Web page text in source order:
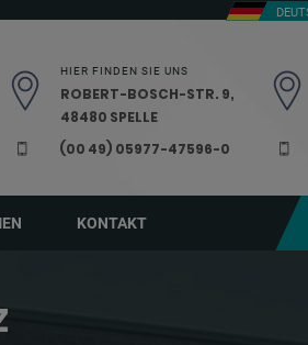
HIER FINDEN SIE UNS
ROBERT-BOSCH-STR. 9,
48480 SPELLE
(00 49) 05977-47596-0
KONTAKT